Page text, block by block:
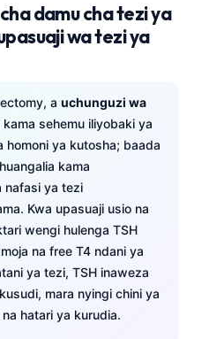
damu cha tezi ya
wa tezi ya
a uchunguzi wa
kama sehemu iliyobaki ya
homoni ya kutosha; baada
kama
nafasi ya tezi
Kwa upasuaji usio na
wengi hulenga TSH
na free T4 ndani ya
ya tezi, TSH inaweza
mara nyingi chini ya
hatari ya kurudia.